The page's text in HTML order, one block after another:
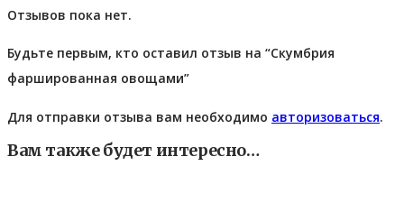
Отзывов пока нет.
Будьте первым, кто оставил отзыв на “Скумбрия
фаршированная овощами”
Для отправки отзыва вам необходимо авторизоваться.
Вам также будет интересно…